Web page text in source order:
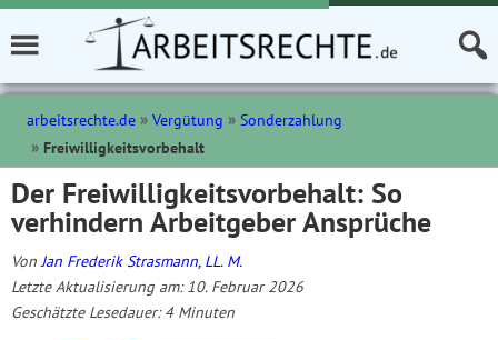
arbeitsrechte.de Vergütung
Sonderzahlung
Freiwilligkeitsvorbehalt
Der Freiwilligkeitsvorbehalt: So
verhindern Arbeitgeber Ansprüche
VonJan Frederik Strasmann, LL. M.
Letzte Aktualisierung am: 10. Februar 2026
Geschätzte Lesedauer: 4 Minuten